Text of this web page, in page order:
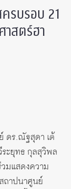
รบรอบ 21
สตร์ฮา
ดร.ณัฐสุดา เต้
ยุทธ กุลสุวิพล
มแสดงความ
ถาปนาศูนย์